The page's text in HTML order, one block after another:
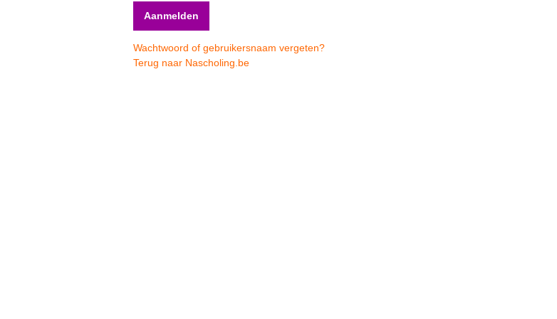
Wachtwoord of gebruikersnaam vergeten?
Terug naar Nascholing.be